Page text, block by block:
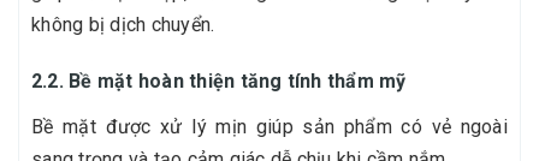
không bị dịch chuyển.
2.2. Bề mặt hoàn thiện tăng tính thẩm mỹ
Bề mặt được xử lý mịn giúp sản phẩm có vẻ ngoài